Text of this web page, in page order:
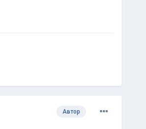
Автор